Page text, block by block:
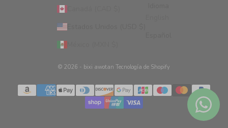
Estados Unidos (USD $)
© 2026 - bixi awotan Tecnología de Shopify